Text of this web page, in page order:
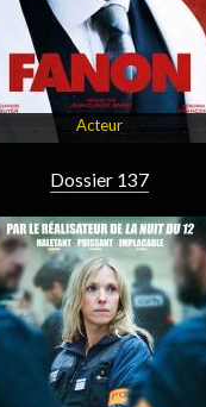
Acteur
Dossier 137